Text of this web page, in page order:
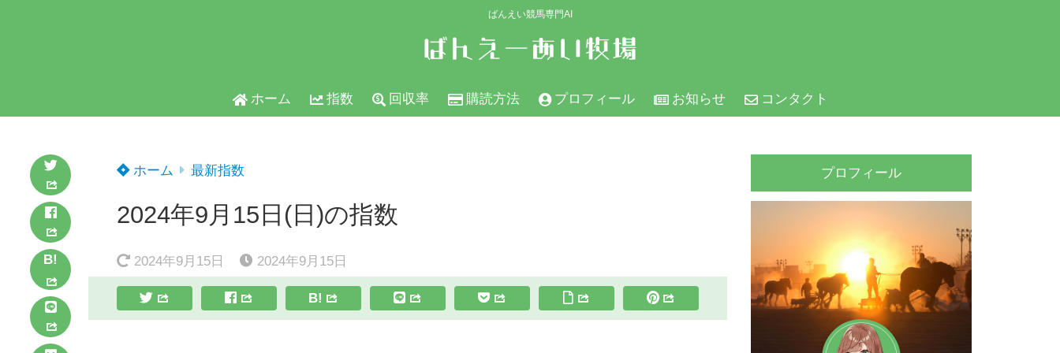
ばんえい競馬専門AI
ホーム 指数 回収率 購読方法 プロフィール お知らせ コンタクト
B!
ホーム 最新指数
2024年9月15日(日)の指数
2024年9月15日 2024年9月15日
B!
プロフィール